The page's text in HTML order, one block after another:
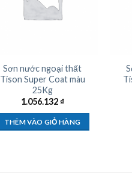
Sơn nước ngoại thất
Tison Super Coat màu
25Kg
1.056.132₫
THÊM VÀO GIỎ HÀNG